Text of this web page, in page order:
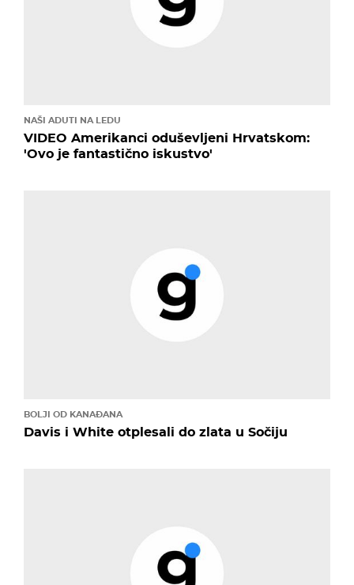
NAŠI ADUTI NA LEDU
VIDEO Amerikanci oduševljeni Hrvatskom:
'Ovo je fantastično iskustvo'
BOLJI OD KANAĐANA
Davis i White otplesali do zlata u Sočiju